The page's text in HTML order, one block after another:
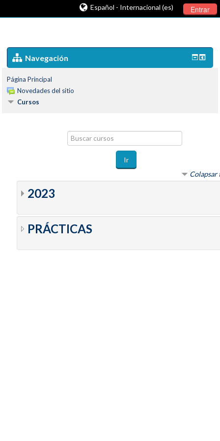
Entrar
Español - Internacional (es)
Navegación
Página Principal
Novedades del sitio
Cursos
Buscar
cursos
Ir
Colapsar
2023
PRÁCTICAS